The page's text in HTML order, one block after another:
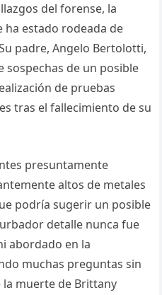
del forense, la
estado rodeada de
padre, Angelo Bertolotti,
sospechas de un posible
de pruebas
tras el fallecimiento de su
presuntamente
altos de metales
podría sugerir un posible
detalle nunca fue
abordado en la
muchas preguntas sin
la muerte de Brittany